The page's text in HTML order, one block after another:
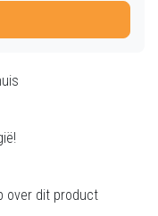
over dit product